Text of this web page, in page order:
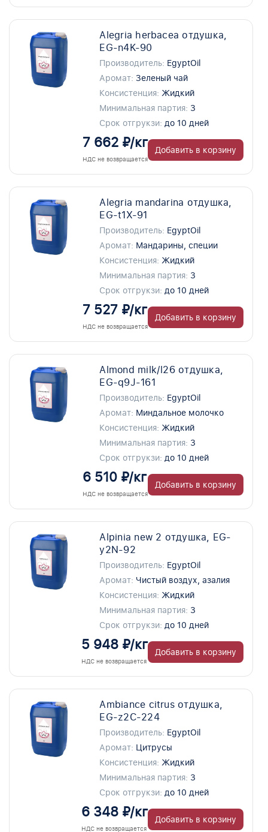
Alegria herbacea отдушка,
EG-n4K-90
Производитель: EgyptOil
Аромат: Зеленый чай
Консистенция: Жидкий
Минимальная партия: 3
Срок отгрукзи: до 10 дней
7 662 ₽/кг
НДС не возвращается
Добавить в корзину
Alegria mandarina отдушка,
EG-t1X-91
Производитель: EgyptOil
Аромат: Мандарины, специи
Консистенция: Жидкий
Минимальная партия: 3
Срок отгрукзи: до 10 дней
7 527 ₽/кг
НДС не возвращается
Добавить в корзину
Almond milk/l26 отдушка,
EG-q9J-161
Производитель: EgyptOil
Аромат: Миндальное молочко
Консистенция: Жидкий
Минимальная партия: 3
Срок отгрукзи: до 10 дней
6 510 ₽/кг
НДС не возвращается
Добавить в корзину
Alpinia new 2 отдушка, EG-
y2N-92
Производитель: EgyptOil
Аромат: Чистый воздух, азалия
Консистенция: Жидкий
Минимальная партия: 3
Срок отгрукзи: до 10 дней
5 948 ₽/кг
НДС не возвращается
Добавить в корзину
Ambiance citrus отдушка,
EG-z2C-224
Производитель: EgyptOil
Аромат: Цитрусы
Консистенция: Жидкий
Минимальная партия: 3
Срок отгрукзи: до 10 дней
6 348 ₽/кг
НДС не возвращается
Добавить в корзину